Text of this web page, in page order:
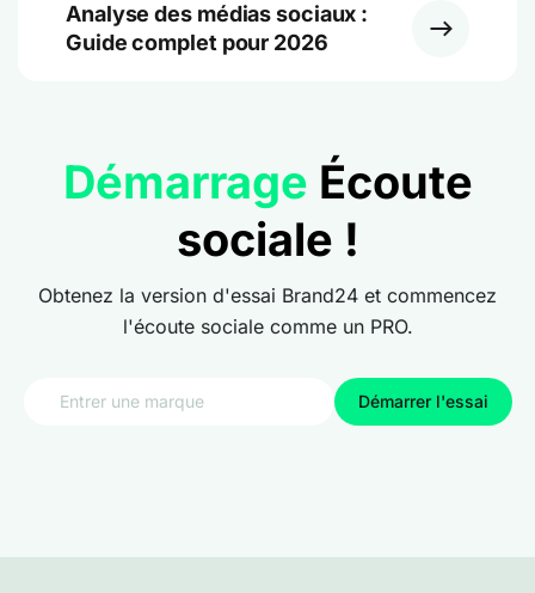
Analyse des médias sociaux :
Guide complet pour 2026
Démarrage Écoute
sociale !
Obtenez la version d'essai Brand24 et commencez
l'écoute sociale comme un PRO.
Démarrer l'essai